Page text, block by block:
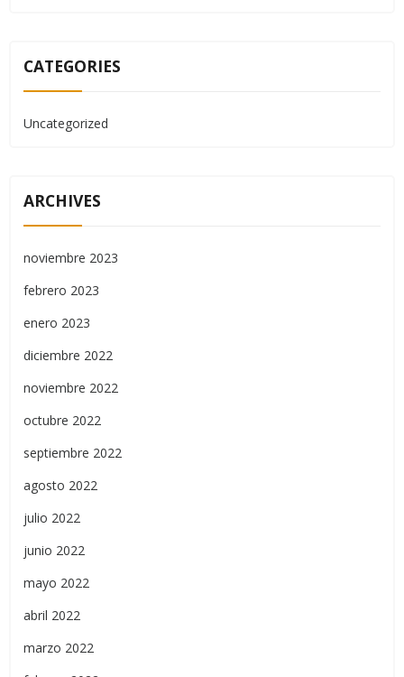
CATEGORIES
Uncategorized
ARCHIVES
noviembre 2023
febrero 2023
enero 2023
diciembre 2022
noviembre 2022
octubre 2022
septiembre 2022
agosto 2022
julio 2022
junio 2022
mayo 2022
abril 2022
marzo 2022